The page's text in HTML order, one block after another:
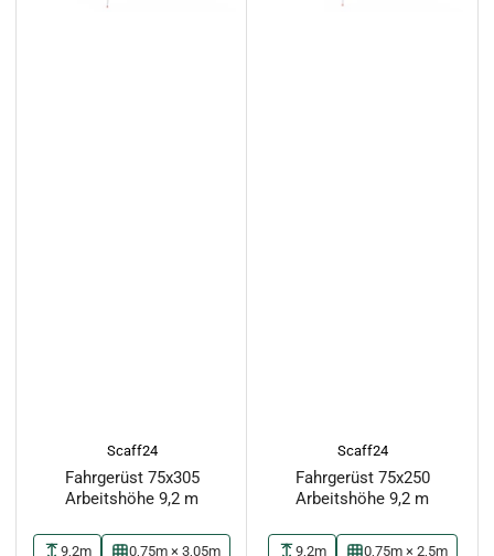
Scaff24
Fahrgerüst 75x305
Arbeitshöhe 9,2 m
9,2m 0,75m × 3,05m
Scaff24
Fahrgerüst 75x250
Arbeitshöhe 9,2 m
9,2m 0,75m × 2,5m